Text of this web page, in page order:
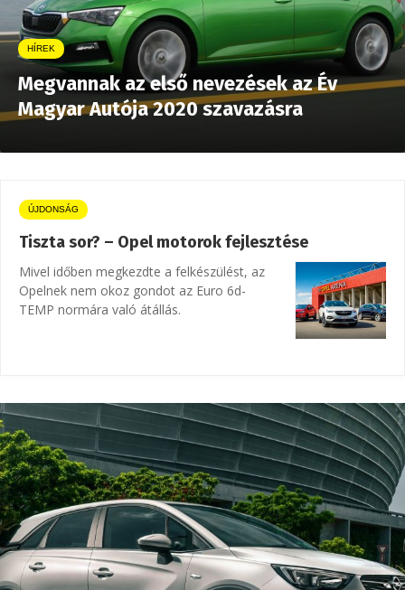
HÍREK
Megvannak az első nevezések az Év
Magyar Autója 2020 szavazásra
ÚJDONSÁG
Tiszta sor? – Opel motorok fejlesztése
Mivel időben megkezdte a felkészülést, az
Opelnek nem okoz gondot az Euro 6d-
TEMP normára való átállás.